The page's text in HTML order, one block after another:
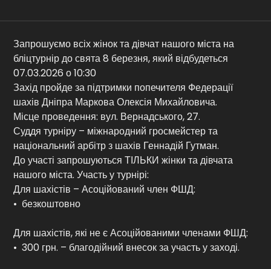
Контакти
Запрошуємо всіх жінок та дівчат нашого міста на
бліцтурнір до свята 8 березня, який відбудеться
07.03.2026 о 10:30
Захід пройде за підтримки попечителя Федерації
шахів Дніпра Маркова Олексія Михайловича.
Місце проведення: вул. Вернадського, 27.
Суддя турніру – міжнародний гросмейстер та
національний арбітр з шахів Геннадій Гутман.
До участі запрошуються ТІЛЬКИ жінки та дівчата
нашого міста. Участь у турнірі:
Для шахістів – Асоційований член ФШД:
• безкоштовно
Для шахістів, які не є Асоційованими членами ФШД:
• 300 грн. – благодійний внесок за участь у заході.